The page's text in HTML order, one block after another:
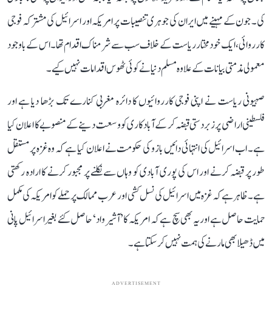
کی۔ جون کے مہینے میں ایران کی جوہری تنصیبات پر امریکہ اور اسرائیل کی مشترکہ فوجی
کارروائی، ایک خود مختار ریاست کے خلاف سب سے شرمناک اقدام تھا۔ اس کے باوجود
معمولی مذمتی بیانات کے علاوہ مسلم دنیا نے کوئی ٹھوس اقدامات نہیں کیے۔
صہیونی ریاست نے اپنی فوجی کارروائیوں کا دائرہ مغربی کنارے تک بڑھا دیا ہے اور
فلسطینی اراضی پر زبردستی قبضہ کر کے آبادکاری کو وسعت دینے کے منصوبے کا اعلان کیا
ہے۔ اب اسرائیل کی انتہائی دائیں بازو کی حکومت نے اعلان کیا ہے کہ وہ غزہ پر مستقل
طور پر قبضہ کرنے اور اس کی پوری آبادی کو وہاں سے نکلنے پر مجبور کرنے کا ارادہ رکھتی
ہے۔ ظاہر ہے کہ غزہ میں اسرائیل کی نسل کشی اور عرب ممالک پر حملے کو امریکہ کی مکمل
حمایت حاصل ہے اور یہ بھی سچ ہے کہ امریکہ کا ’آشیرواد‘ حاصل کئے بغیر اسرائیل پانی
میں ڈھیلا بھی مارنے کی ہمت نہیں کر سکتا ہے۔
ADVERTISEMENT